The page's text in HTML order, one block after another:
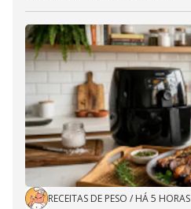
RECEITAS DE PESO / HÁ 5 HORAS